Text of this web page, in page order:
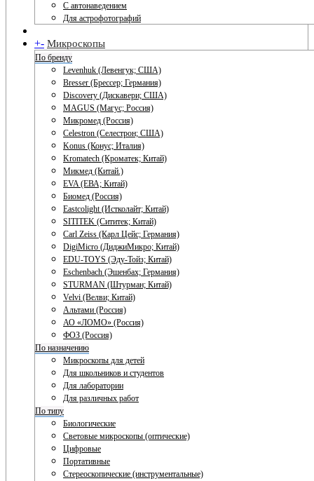
С автонаведением
Для астрофотографий
+- Микроскопы
По бренду
Levenhuk (Левенгук; США)
Bresser (Брессер; Германия)
Discovery (Дискавери; США)
MAGUS (Магус; Россия)
Микромед (Россия)
Celestron (Селестрон; США)
Konus (Конус; Италия)
Kromatech (Кроматек; Китай)
Микмед (Китай.)
EVA (ЕВА; Китай)
Биомед (Россия)
Eastcolight (Истколайт; Китай)
SITITEK (Сититек; Китай)
Carl Zeiss (Карл Цейс; Германия)
DigiMicro (ДиджиМикро; Китай)
EDU-TOYS (Эду-Тойз; Китай)
Eschenbach (Эшенбах; Германия)
STURMAN (Штурман; Китай)
Velvi (Велви; Китай)
Альтами (Россия)
АО «ЛОМО» (Россия)
ФОЗ (Россия)
По назначению
Микроскопы для детей
Для школьников и студентов
Для лаборатории
Для различных работ
По типу
Биологические
Световые микроскопы (оптические)
Цифровые
Портативные
Стереоскопические (инструментальные)